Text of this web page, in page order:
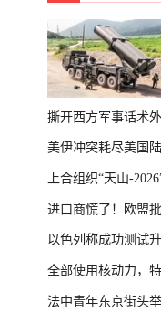
撕开西方军事话术
美伊冲突耗尽美国
上合组织“天山-
进口商慌了！欧盟
以色列称成功测试
全部使用核动力，
法中青年东京街头